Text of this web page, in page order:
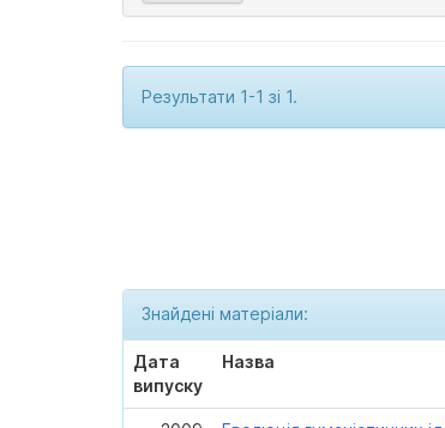
Результати 1-1 зі 1.
Знайдені матеріали:
Дата
випуску
Назва